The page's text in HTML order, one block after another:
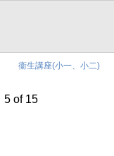
衞生講座(小一、小二)
5 of 15